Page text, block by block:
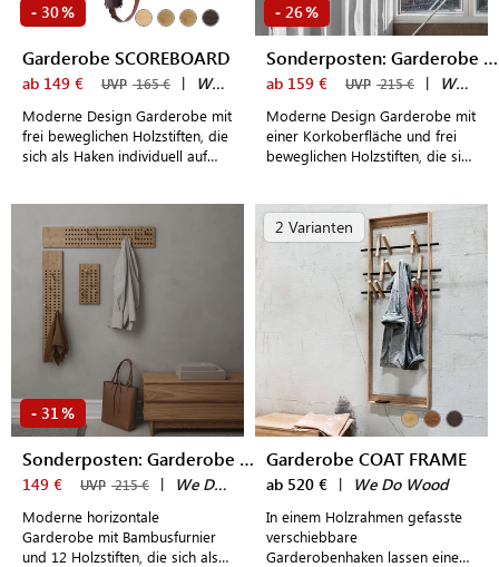
- 30%
Garderobe SCOREBOARD
ab 149 € UVP 165 € | We Do Wood
Moderne Design Garderobe mit
frei beweglichen Holzstiften, die
sich als Haken individuell auf
- 26%
Sonderposten: Garderobe SCOREBOARD mit Kork
ab 159 € UVP 215 € | We Do Wood
Moderne Design Garderobe mit
einer Korkoberfläche und frei
beweglichen Holzstiften, die sich
- 31 %
Sonderposten: Garderobe SCOREBOARD Reversed
149 € UVP 215 € | We Do Wood
Moderne horizontale
Garderobe mit Bambusfurnier
und 12 Holzstiften, die sich als
2 Varianten
Garderobe COAT FRAME
ab 520 € | We Do Wood
In einem Holzrahmen gefasste
verschiebbare
Garderobenhaken lassen eine